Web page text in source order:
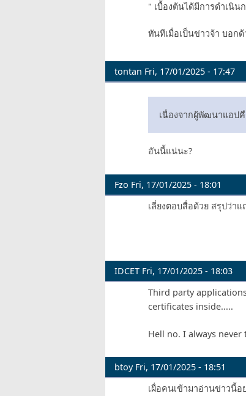
" เบื้องต้นได้มีการดำเนิน
ทันทีเมื่อเป็นข่าวจ้า บอก
tontan Fri, 17/01/2025 - 17:47
เนื่องจากผู้พัฒนาแอป
อันนี้แน่นะ?
Fzo Fri, 17/01/2025 - 18:01
เลี่ยงตอบสื่อด้วย สรุปว่า
IDCET Fri, 17/01/2025 - 18:03
Third party
certificates inside.....
Hell no. I always
btoyFri, 17/01/2025 - 18:51
เผื่อคนเข้ามาอ่านข่าวนี้อ